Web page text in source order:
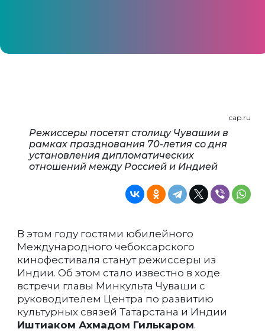
cap.ru
Режиссеры посетят столицу Чувашии в
рамках празднования 70-летия со дня
установления дипломатических
отношений между Россией и Индией
В этом году гостями юбилейного
Международного чебоксарского
кинофестиваля станут режиссеры из
Индии. Об этом стало известно в ходе
встречи главы Минкульта Чуваши с
руководителем Центра по развитию
культурных связей Татарстана и Индии
Иштиаком Ахмадом Гилькаром.